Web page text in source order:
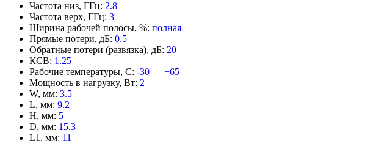
Частота низ, ГГц: 2.8
Частота верх, ГГц: 3
Ширина рабочей полосы, %: полная
Прямые потери, дБ: 0.5
Обратные потери (развязка), дБ: 20
КСВ: 1.25
Рабочие температуры, С: -30 — +65
Мощность в нагрузку, Вт: 2
W, мм: 3.5
L, мм: 9.2
H, мм: 5
D, мм: 15.3
L1, мм: 11